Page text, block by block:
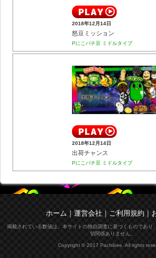
2018年12月14日
怒豆ミッション
Pにこパチ豆 ミドルタイプ
2018年12月14日
出荷チャンス
Pにこパチ豆 ミドルタイプ
ホーム ｜ 運営会社 ｜ ご利用規約 ｜
掲載されている数値は、本サイトの独自調査に基づくものであり
切関係ありません。
Copyright © 2017 Pachibee. All rights